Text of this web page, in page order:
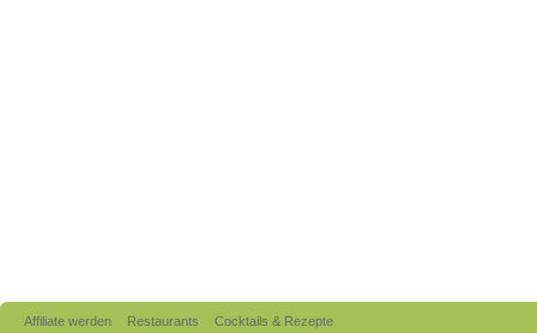
Affiliate werden Restaurants
Cocktails & Rezepte